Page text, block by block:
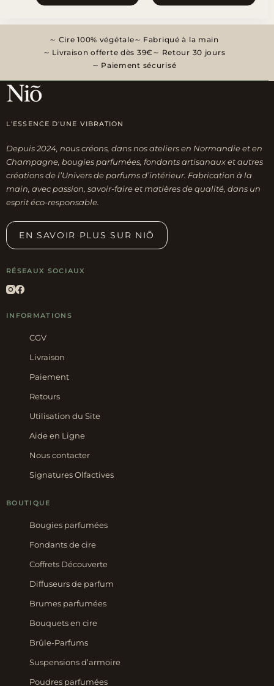
Cire 100% végétale
Fabriqué à la main
Livraison offerte dès 39€
Retour 30 jours
Paiement sécurisé
L'ESSENCE D'UNE VIBRATION
Depuis 2024, nous créons, dans nos ateliers en Normandie et en
Champagne, bougies parfumées, fondants artisanaux et autres
créations de l’Univers de parfums d’intérieur. Fabrication à la
main, avec passion, savoir-faire et matières de qualité, dans un
esprit éco-responsable.
EN SAVOIR PLUS SUR NIÕ
RÉSEAUX SOCIAUX
INFORMATIONS
CGV
Livraison
Paiement
Retours
Utilisation du Site
Aide en Ligne
Nous contacter
Signatures Olfactives
BOUTIQUE
Bougies parfumées
Fondants de cire
Coffrets Découverte
Diffuseurs de parfum
Brumes parfumées
Bouquets en cire
Brûle-Parfums
Suspensions d’armoire
Poudres parfumées